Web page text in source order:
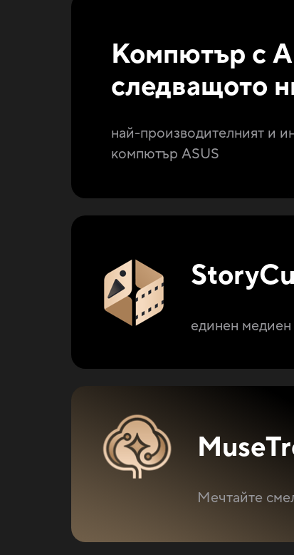
Компютър с
следващото
най-производителният и
компютър ASUS
единен
Мечтайте